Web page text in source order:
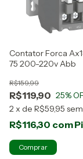
Contator Forca
75 200-220v Abb
R$119,90
R$159,99
25%
2x de R$59,95
R$116,30 com